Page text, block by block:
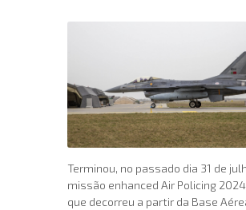
Terminou, no passado dia 31 de
missão enhanced Air Policing
que decorreu a partir da Base